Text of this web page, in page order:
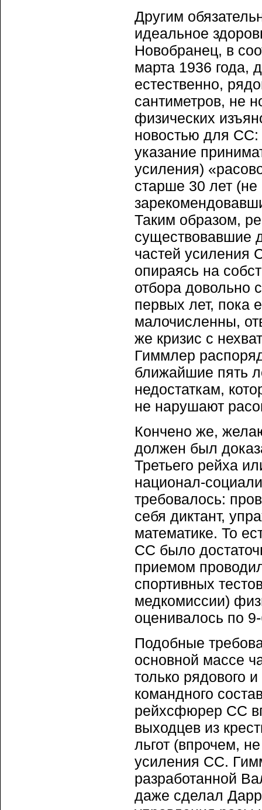
Другим
идеальное
Новобранец, в
марта 1936 года,
естественно,
сантиметров, не
физических
новостью для СС:
указание
усиления)
старше 30 лет
Таким образом,
существовавшие
частей усиления
опираясь на
отбора довольно
первых лет, пока
малочисленны,
же кризис с
Гиммлер
ближайшие пять
недостаткам,
не нарушают
Кончено же,
должен был
Третьего рейха
национал-
требовалось:
себя диктант,
математике. То
СС было
приемом
спортивных
медкомиссии)
оценивалось по
Подобные
основной массе
только рядового
командного
рейхсфюрер СС
выходцев из
льгот (впрочем,
усиления СС.
разработанной
даже сделал